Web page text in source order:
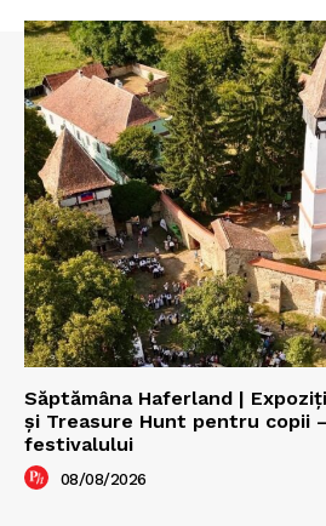
Săptămâna Haferland |
şi Treasure Hunt pentru copii
festivalului
08/08/2026